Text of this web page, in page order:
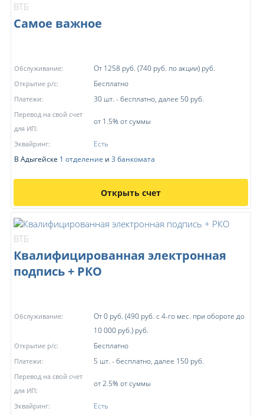
ВТБ
Самое важное
Обслуживание: От 1258 руб. (740 руб. по акции) руб.
Открытие р/с: Бесплатно
Платежи: 30 шт. - бесплатно, далее 50 руб.
Перевод на свой счет
для ИП:
от 1.5% от суммы
Эквайринг:
Есть
В Адыгейске 1 отделение и 3 банкомата
Открыть счет
ВТБ
Квалифицированная электронная
подпись + РКО
Обслуживание:
От 0 руб. (490 руб. с 4-го мес. при обороте до
10 000 руб.) руб.
Открытие р/с: Бесплатно
Платежи: 5 шт. - бесплатно, далее 150 руб.
Перевод на свой счет
для ИП:
от 2.5% от суммы
Эквайринг:
Есть